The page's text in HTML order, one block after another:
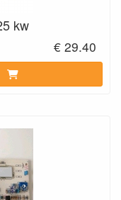
kw
€ 29.40